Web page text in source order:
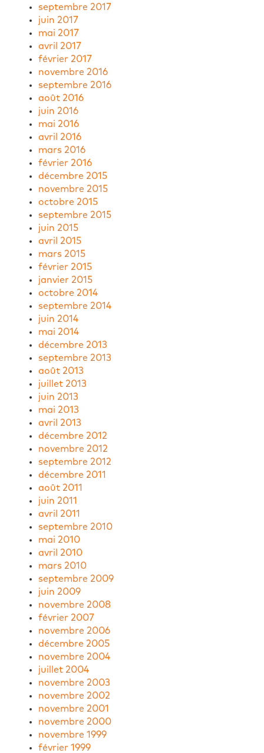
septembre 2017
juin 2017
mai 2017
avril 2017
février 2017
novembre 2016
septembre 2016
août 2016
juin 2016
mai 2016
avril 2016
mars 2016
février 2016
décembre 2015
novembre 2015
octobre 2015
septembre 2015
juin 2015
avril 2015
mars 2015
février 2015
janvier 2015
octobre 2014
septembre 2014
juin 2014
mai 2014
décembre 2013
septembre 2013
août 2013
juillet 2013
juin 2013
mai 2013
avril 2013
décembre 2012
novembre 2012
septembre 2012
décembre 2011
août 2011
juin 2011
avril 2011
septembre 2010
mai 2010
avril 2010
mars 2010
septembre 2009
juin 2009
novembre 2008
février 2007
novembre 2006
décembre 2005
novembre 2004
juillet 2004
novembre 2003
novembre 2002
novembre 2001
novembre 2000
novembre 1999
février 1999